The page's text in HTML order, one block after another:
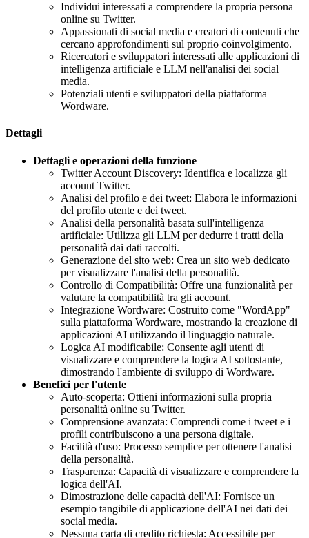
Individui interessati a comprendere la propria persona
online su Twitter.
Appassionati di social media e creatori di contenuti che
cercano approfondimenti sul proprio coinvolgimento.
Ricercatori e sviluppatori interessati alle applicazioni di
intelligenza artificiale e LLM nell'analisi dei social
media.
Potenziali utenti e sviluppatori della piattaforma
Wordware.
Dettagli
Dettagli e operazioni della funzione
Twitter Account Discovery: Identifica e localizza gli
account Twitter.
Analisi del profilo e dei tweet: Elabora le informazioni
del profilo utente e dei tweet.
Analisi della personalità basata sull'intelligenza
artificiale: Utilizza gli LLM per dedurre i tratti della
personalità dai dati raccolti.
Generazione del sito web: Crea un sito web dedicato
per visualizzare l'analisi della personalità.
Controllo di Compatibilità: Offre una funzionalità per
valutare la compatibilità tra gli account.
Integrazione Wordware: Costruito come "WordApp"
sulla piattaforma Wordware, mostrando la creazione di
applicazioni AI utilizzando il linguaggio naturale.
Logica AI modificabile: Consente agli utenti di
visualizzare e comprendere la logica AI sottostante,
dimostrando l'ambiente di sviluppo di Wordware.
Benefici per l'utente
Auto-scoperta: Ottieni informazioni sulla propria
personalità online su Twitter.
Comprensione avanzata: Comprendi come i tweet e i
profili contribuiscono a una persona digitale.
Facilità d'uso: Processo semplice per ottenere l'analisi
della personalità.
Trasparenza: Capacità di visualizzare e comprendere la
logica dell'AI.
Dimostrazione delle capacità dell'AI: Fornisce un
esempio tangibile di applicazione dell'AI nei dati dei
social media.
Nessuna carta di credito richiesta: Accessibile per